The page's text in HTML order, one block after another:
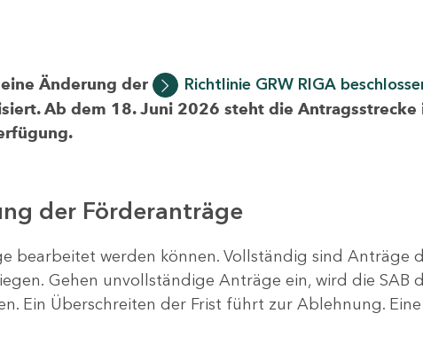
Änderung der Richtlinie GRW RIGA
Ab dem 18. Juni 2026 steht die Antragsstrecke
der Förderanträge
bearbeitet werden können. Vollständig sind Anträge
Gehen unvollständige Anträge ein, wird die SAB
Ein Überschreiten der Frist führt zur Ablehnung.